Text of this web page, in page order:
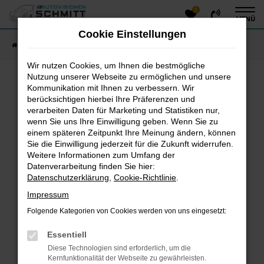
Zum
Hauptinhalt
0
MENÜ
Fehler: Network Error
Beim Laden ist ein Fehler aufgetreten.
Hier sind ein paar Tipps, die dir helfen können:
Überprüfe deine Firewall und deine
Internetverbindung.
Laden andere Webseiten, zum Beispiel deine
Suchmaschine?
Prüfe deine Browsererweiterungen.
das Laden bestimmter Seiten verhindern.
Funktioniert die Seite in einem anderen Browser
oder in einem privaten Fenster?
Cookie Einstellungen
Wir nutzen Cookies, um Ihnen die bestmögliche
Nutzung unserer Webseite zu ermöglichen und unsere
Kommunikation mit Ihnen zu verbessern. Wir
berücksichtigen hierbei Ihre Präferenzen und
verarbeiten Daten für Marketing und Statistiken nur,
wenn Sie uns Ihre Einwilligung geben. Wenn Sie zu
einem späteren Zeitpunkt Ihre Meinung ändern, können
Sie die Einwilligung jederzeit für die Zukunft widerrufen.
Weitere Informationen zum Umfang der
Datenverarbeitung finden Sie hier:
Datenschutzerklärung Cookie-Richtlinie
Impressum
Folgende Kategorien von Cookies werden von uns eingesetzt:
Essentiell
Diese Technologien sind erforderlich, um die
Kernfunktionalität der Webseite zu gewährleisten.